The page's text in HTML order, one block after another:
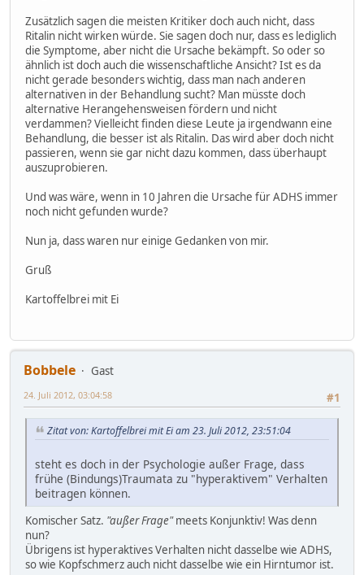
Zusätzlich sagen die meisten Kritiker doch auch nicht, dass
Ritalin nicht wirken würde. Sie sagen doch nur, dass es lediglich
die Symptome, aber nicht die Ursache bekämpft. So oder so
ähnlich ist doch auch die wissenschaftliche Ansicht? Ist es da
nicht gerade besonders wichtig, dass man nach anderen
alternativen in der Behandlung sucht? Man müsste doch
alternative Herangehensweisen fördern und nicht
verdammen? Vielleicht finden diese Leute ja irgendwann eine
Behandlung, die besser ist als Ritalin. Das wird aber doch nicht
passieren, wenn sie gar nicht dazu kommen, dass überhaupt
auszuprobieren.
Und was wäre, wenn in 10 Jahren die Ursache für ADHS immer
noch nicht gefunden wurde?
Nun ja, dass waren nur einige Gedanken von mir.
Gruß
Kartoffelbrei mit Ei
Bobbele
Gast
#1
24. Juli 2012, 03:04:58
Zitat von: Kartoffelbrei mit Ei am 23. Juli 2012, 23:51:04
steht es doch in der Psychologie außer Frage, dass
frühe (Bindungs)Traumata zu "hyperaktivem" Verhalten
beitragen können.
Komischer Satz. "außer Frage"meets Konjunktiv! Was denn
nun?
Übrigens ist hyperaktives Verhalten nicht dasselbe wie ADHS,
so wie Kopfschmerz auch nicht dasselbe wie ein Hirntumor ist.